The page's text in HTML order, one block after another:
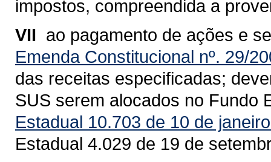
impostos, compreendida a
VII  ao pagamento de ações e
Emenda Constitucional nº. 29/
das receitas especificadas;
SUS serem alocados no Fundo
Estadual 10.703 de 10 de
Estadual 4.029 de 19 de